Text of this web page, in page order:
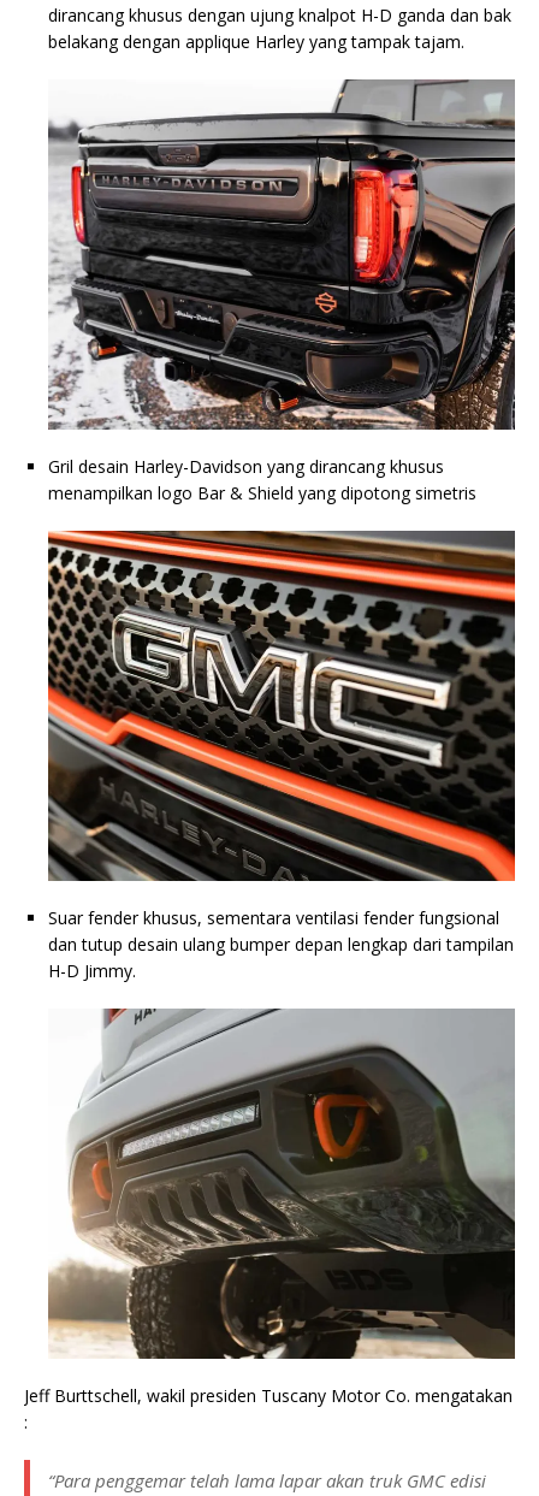
dirancang khusus dengan ujung knalpot H-D ganda dan bak
belakang dengan applique Harley yang tampak tajam.
Gril desain Harley-Davidson yang dirancang khusus
menampilkan logo Bar & Shield yang dipotong simetris
Suar fender khusus, sementara ventilasi fender fungsional
dan tutup desain ulang bumper depan lengkap dari tampilan
H-D Jimmy.
Jeff Burttschell, wakil presiden Tuscany Motor Co. mengatakan
:
“Para penggemar telah lama lapar akan truk GMC edisi